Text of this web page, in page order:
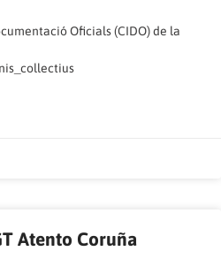
Oficials (CIDO) de la
Atento Coruña